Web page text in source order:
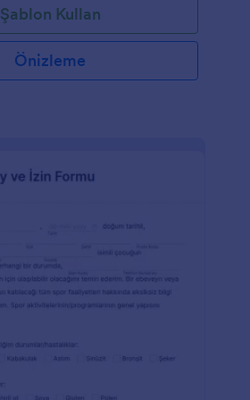
Şablon Kullan
Önizleme